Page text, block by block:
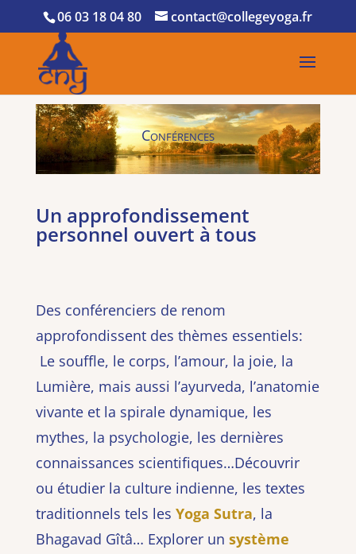
06 03 18 04 80 contact@collegeyoga.fr
Conférences
Un approfondissement
personnel ouvert à tous
Des conférenciers de renom
approfondissent des thèmes essentiels:
Le souffle, le corps, l’amour, la joie, la
Lumière, mais aussi l’ayurveda, l’anatomie
vivante et la spirale dynamique, les
mythes, la psychologie, les dernières
connaissances scientifiques…Découvrir
ou étudier la culture indienne, les textes
traditionnels tels les Yoga Sutra, la
Bhagavad Gîtâ… Explorer un système